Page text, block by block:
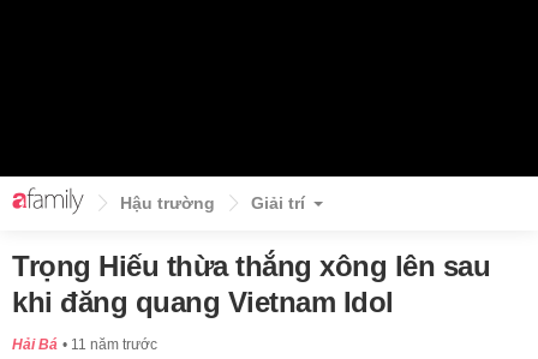
Hậu trường Giải trí
Trọng Hiếu thừa thắng xông lên sau
khi đăng quang Vietnam Idol
Hải Bá 11 năm trước